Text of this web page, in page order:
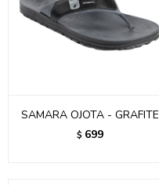
SAMARA OJOTA - GRAFITE
$ 699